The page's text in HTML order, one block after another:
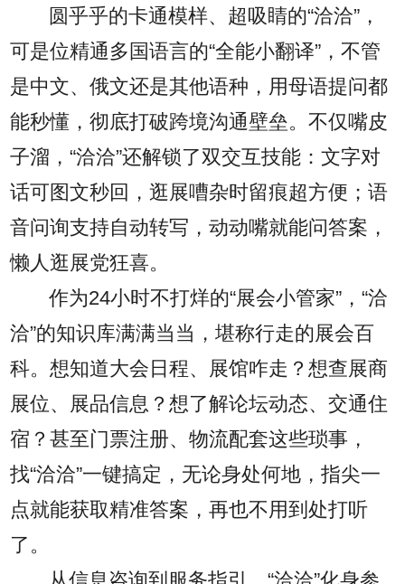
圆乎乎的卡通模样、超吸睛的“洽洽”，
可是位精通多国语言的“全能小翻译”，不管
是中文、俄文还是其他语种，用母语提问都
能秒懂，彻底打破跨境沟通壁垒。不仅嘴皮
子溜，“洽洽”还解锁了双交互技能：文字对
话可图文秒回，逛展嘈杂时留痕超方便；语
音问询支持自动转写，动动嘴就能问答案，
懒人逛展党狂喜。
作为24小时不打烊的“展会小管家”，“洽
洽”的知识库满满当当，堪称行走的展会百
科。想知道大会日程、展馆咋走？想查展商
展位、展品信息？想了解论坛动态、交通住
宿？甚至门票注册、物流配套这些琐事，
找“洽洽”一键搞定，无论身处何地，指尖一
点就能获取精准答案，再也不用到处打听
了。